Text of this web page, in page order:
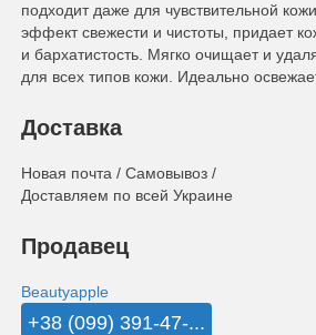
подходит даже для чувствительной
эффект свежести и чистоты, придает
и бархатистость. Мягко очищает и
для всех типов кожи. Идеально
Доставка
Новая почта / Самовывоз /
Доставляем по всей Украине
Продавец
Beautyapple
+38 (099) 391-47-...